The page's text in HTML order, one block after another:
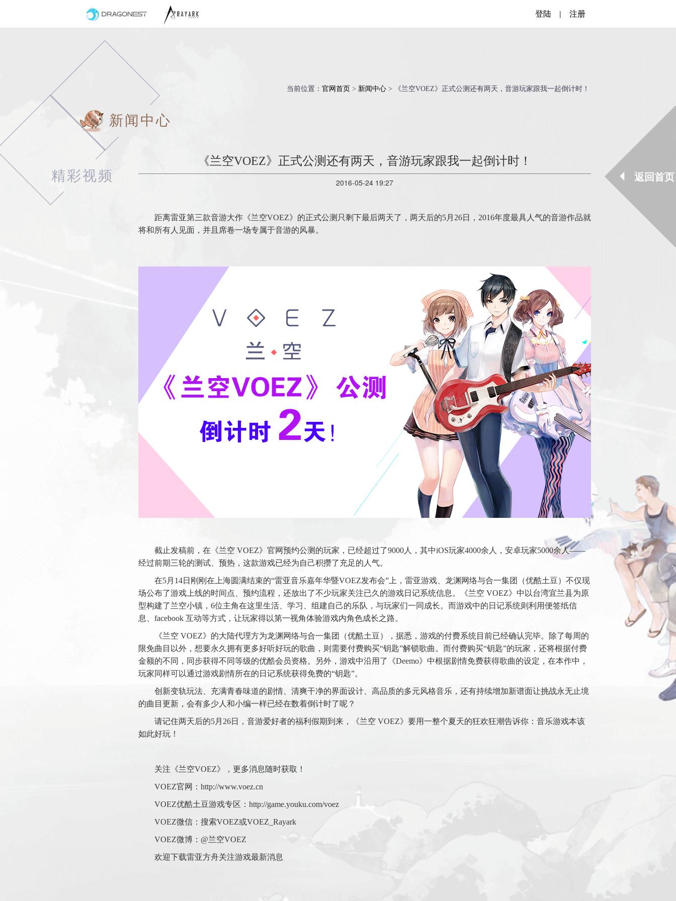
登陆 | 注册
新闻中心
精彩视频
当前位置： 官网首页 > 新闻中心 > 《兰空VOEZ》正式公测还有两天，音游玩家跟我一起倒计时！
《兰空VOEZ》正式公测还有两天，音游玩家跟我一起倒计时！
2016-05-24 19:27
距离雷亚第三款音游大作《兰空VOEZ》的正式公测只剩下最后两天了，两天后的5月26日，2016年度最具人气的音游作品就
将和所有人见面，并且席卷一场专属于音游的风暴。
截止发稿前，在《兰空 VOEZ》官网预约公测的玩家，已经超过了9000人，其中iOS玩家4000余人，安卓玩家5000余人——
经过前期三轮的测试、预热，这款游戏已经为自己积攒了充足的人气。
在5月14日刚刚在上海圆满结束的“雷亚音乐嘉年华暨VOEZ发布会”上，雷亚游戏、龙渊网络与合一集团（优酷土豆）不仅现
场公布了游戏上线的时间点、预约流程，还放出了不少玩家关注已久的游戏日记系统信息。《兰空 VOEZ》中以台湾宜兰县为原
型构建了兰空小镇，6位主角在这里生活、学习、组建自己的乐队，与玩家们一同成长。而游戏中的日记系统则利用便签纸信
息、facebook 互动等方式，让玩家得以第一视角体验游戏内角色成长之路。
《兰空 VOEZ》的大陆代理方为龙渊网络与合一集团（优酷土豆），据悉，游戏的付费系统目前已经确认完毕。除了每周的
限免曲目以外，想要永久拥有更多好听好玩的歌曲，则需要付费购买“钥匙”解锁歌曲。而付费购买“钥匙”的玩家，还将根据付费
金额的不同，同步获得不同等级的优酷会员资格。另外，游戏中沿用了《Deemo》中根据剧情免费获得歌曲的设定，在本作中，
玩家同样可以通过游戏剧情所在的日记系统获得免费的“钥匙”。
创新变轨玩法、充满青春味道的剧情、清爽干净的界面设计、高品质的多元风格音乐，还有持续增加新谱面让挑战永无止境
的曲目更新，会有多少人和小编一样已经在数着倒计时了呢？
请记住两天后的5月26日，音游爱好者的福利假期到来，《兰空 VOEZ》要用一整个夏天的狂欢狂潮告诉你：音乐游戏本该
如此好玩！
关注《兰空VOEZ》，更多消息随时获取！
VOEZ官网：http://www.voez.cn
VOEZ优酷土豆游戏专区：http://game.youku.com/voez
VOEZ微信：搜索VOEZ或VOEZ_Rayark
VOEZ微博：@兰空VOEZ
欢迎下载雷亚方舟关注游戏最新消息
返回首页